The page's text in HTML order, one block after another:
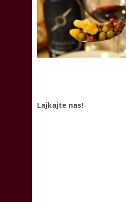
Lajkajte nas!